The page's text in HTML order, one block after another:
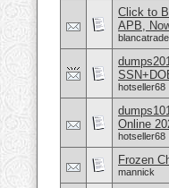
Click to
APB,
hotseller68
Online
hotseller68
Frozen
mannick